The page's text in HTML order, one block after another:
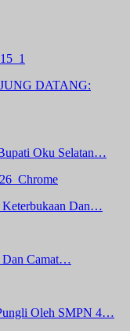
DATANG:
Oku Selatan…
Keterbukaan Dan…
Dan Camat…
Oleh SMPN 4…